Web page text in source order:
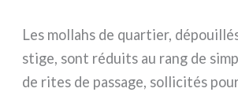
Les mol­la­hs de quar­tier,
sti­ge, sont rédui­ts au rang de
de rites de pas­sa­ge, sol­li­ci­tés